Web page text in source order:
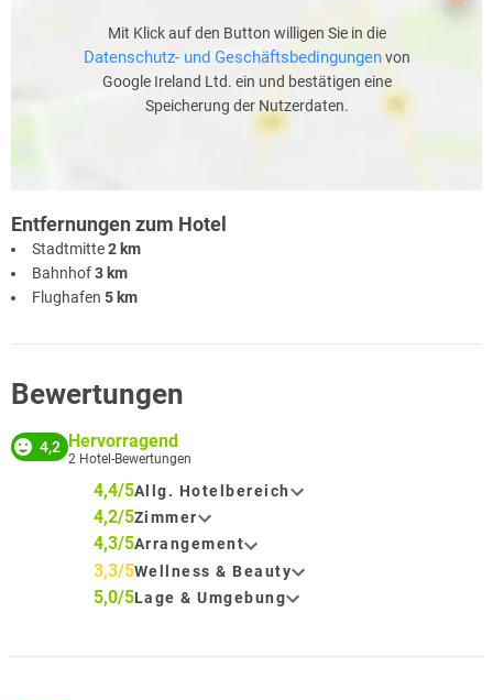
Mit Klick auf den Button willigen Sie in die
Datenschutz- und Geschäftsbedingungenvon
Google Ireland Ltd. ein und bestätigen eine
Speicherung der Nutzerdaten.
Entfernungen zum Hotel
Stadtmitte2 km
Bahnhof3 km
Flughafen 5 km
Bewertungen
4,2 Hervorragend
2 Hotel-Bewertungen
4,4/5Allg. Hotelbereich
4,2/5Zimmer
4,3/5Arrangement
3,3/5Wellness & Beauty
5,0/5Lage & Umgebung